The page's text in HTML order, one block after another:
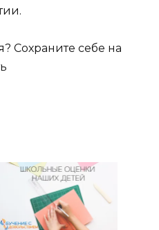
Сохраните себе на